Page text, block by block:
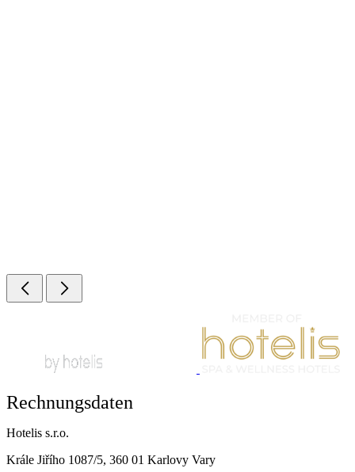
Rechnungsdaten
Hotelis s.r.o.
Krále Jiřího 1087/5, 360 01 Karlovy Vary